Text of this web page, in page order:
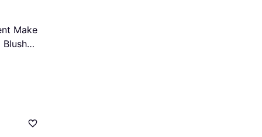
Make
Blush